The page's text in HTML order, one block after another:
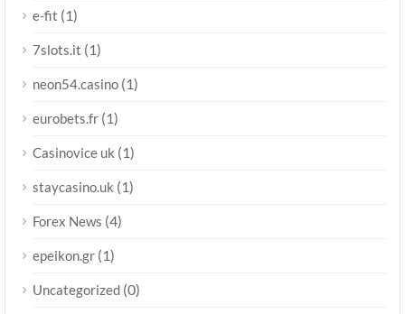
e-fit (1)
7slots.it (1)
neon54.casino (1)
eurobets.fr (1)
Casinovice uk (1)
staycasino.uk (1)
Forex News (4)
epeikon.gr (1)
Uncategorized (0)